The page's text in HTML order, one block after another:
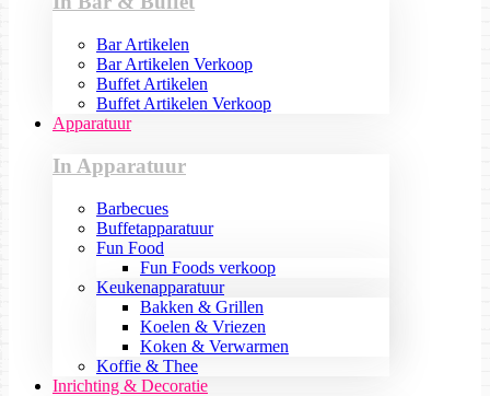
Bar Artikelen
Bar Artikelen Verkoop
Buffet Artikelen
Buffet Artikelen Verkoop
Apparatuur
In Apparatuur
Barbecues
Buffetapparatuur
Fun Food
Fun Foods verkoop
Keukenapparatuur
Bakken & Grillen
Koelen & Vriezen
Koken & Verwarmen
Koffie & Thee
Inrichting & Decoratie